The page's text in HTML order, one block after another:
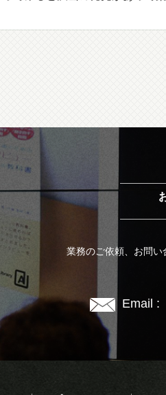
業務のご依頼、お問い
Email :